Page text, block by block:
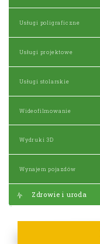
Usługi poligraficzne
Usługi projektowe
Usługi stolarskie
Wideofilmowanie
Wydruki 3D
Wynajem pojazdów
Zdrowie i uroda